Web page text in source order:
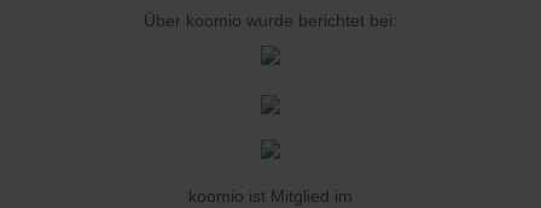
Über koomio wurde berichtet bei:
koomio ist Mitglied im